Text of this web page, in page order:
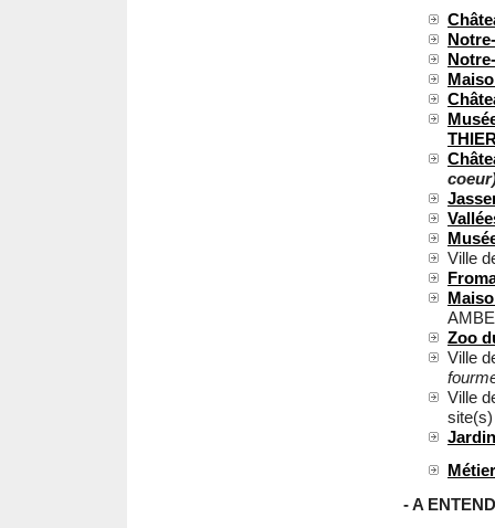
Ville
Zoo
Ville
Ville
- A